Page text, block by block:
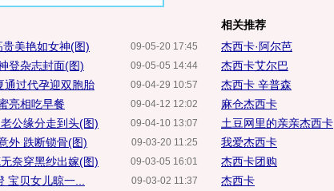
09-05-20 17:45
美艳如女神(图)
09-05-05 14:44
登杂志封面(图)
09-04-29 10:57
通过代孕迎双胞胎
09-04-12 12:02
亮相吃早餐
09-04-10 13:07
公缘分走到头(图)
09-03-20 11:25
外 跌断锁骨(图)
09-03-05 16:01
奈穿黑纱出嫁(图)
09-03-02 11:37
宝贝女儿晾一...
相关推荐
杰西卡·阿尔芭
杰西卡艾尔巴
杰西卡 辛普森
麻仓杰西卡
土豆网里的亲亲杰西卡
我爱杰西卡
杰西卡团购
杰西卡